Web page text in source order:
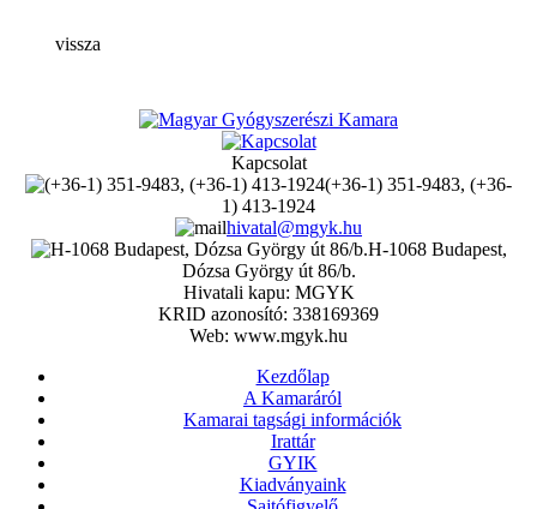
vissza
Kapcsolat
(+36-1) 351-9483, (+36-
1) 413-1924
hivatal@mgyk.hu
H-1068 Budapest,
Dózsa György út 86/b.
Hivatali kapu: MGYK
KRID azonosító: 338169369
Web: www.mgyk.hu
Kezdőlap
A Kamaráról
Kamarai tagsági információk
Irattár
GYIK
Kiadványaink